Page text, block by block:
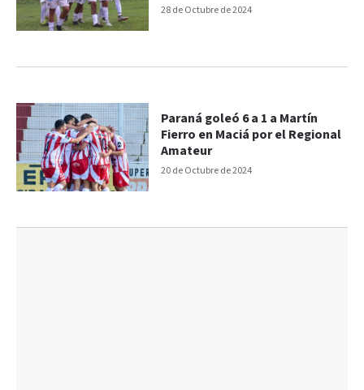
28 de Octubre de 2024
20 de Octubre de 2024
Paraná goleó 6 a 1 a Martín
Fierro en Maciá por el Regional
Amateur